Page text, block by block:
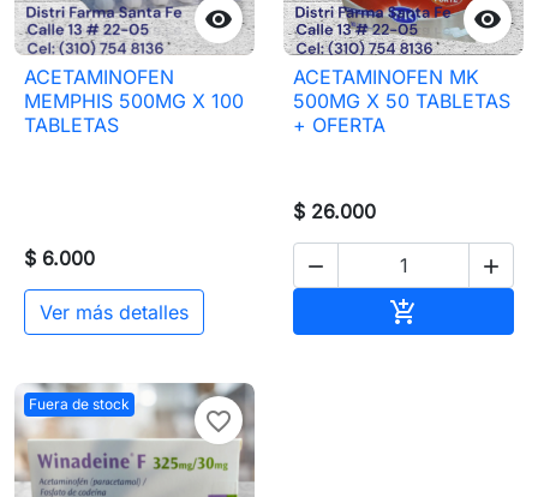

ACETAMINOFEN
MEMPHIS 500MG X 100
TABLETAS
$ 6.000
Ver más detalles

ACETAMINOFEN MK
500MG X 50 TABLETAS
+ OFERTA
$ 26.000
 

Fuera de stock
favorite_border